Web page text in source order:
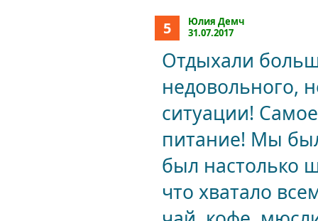
5
Юлия Демч
31.07.2017
Отдыхали
недовольного,
ситуации!
питание! Мы
был настолько
что хватало